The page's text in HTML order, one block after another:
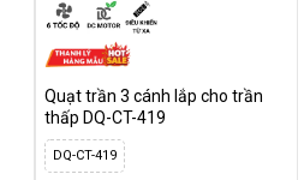
Quạt trần 3 cánh lắp cho trần
thấp DQ-CT-419
DQ-CT-419